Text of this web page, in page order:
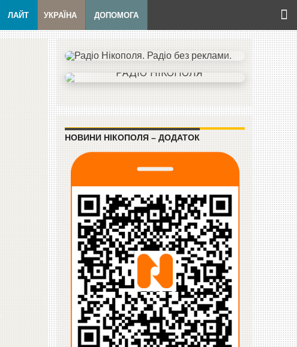
ЛАЙТ УКРАЇНА ДОПОМОГА
НОВИНИ НІКОПОЛЯ – ДОДАТОК